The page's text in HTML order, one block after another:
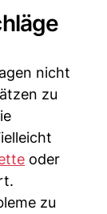
nicht
zu
oder
zu